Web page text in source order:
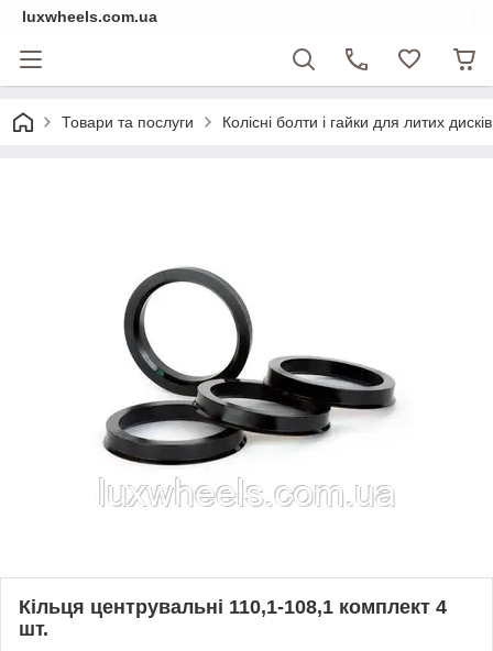
luxwheels.com.ua
Товари та послуги Колісні болти і гайки для литих
Кільця центрувальні 110,1-108,1 комплект 4
шт.